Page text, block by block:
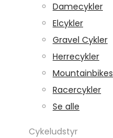
Damecykler
Elcykler
Gravel Cykler
Herrecykler
Mountainbikes
Racercykler
Se alle
Cykeludstyr